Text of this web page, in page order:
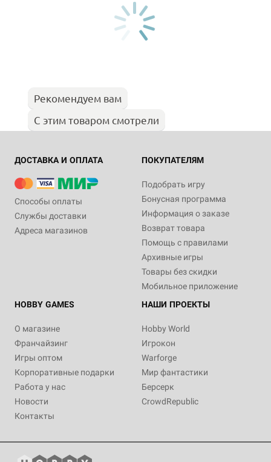
Рекомендуем вам
С этим товаром смотрели
ДОСТАВКА И ОПЛАТА
Способы оплаты
Службы доставки
Адреса магазинов
ПОКУПАТЕЛЯМ
Подобрать игру
Бонусная программа
Информация о заказе
Возврат товара
Помощь с правилами
Архивные игры
Товары без скидки
Мобильное приложение
HOBBY GAMES
О магазине
Франчайзинг
Игры оптом
Корпоративные подарки
Работа у нас
Новости
Контакты
НАШИ ПРОЕКТЫ
Hobby World
Игрокон
Warforge
Мир фантастики
Берсерк
CrowdRepublic